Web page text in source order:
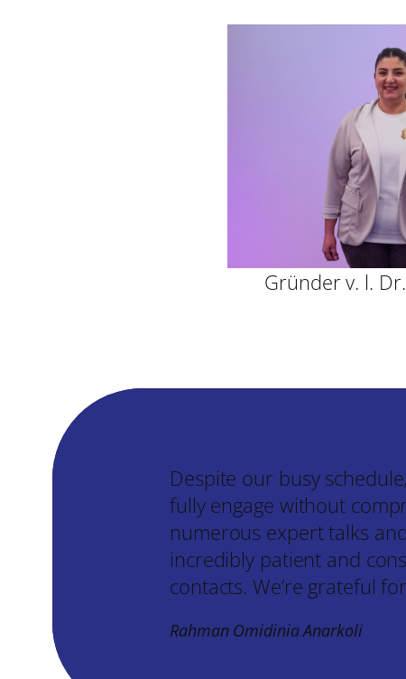
Gründer v. l.
Despite our busy
fully engage without
numerous expert talks
incredibly patient and
contacts. We’re grateful
Rahman Omidinia Anarkoli